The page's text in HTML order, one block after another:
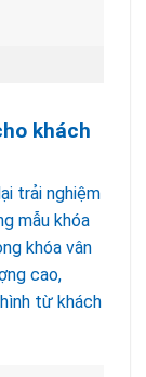
khách
trải nghiệm
mẫu khóa
khóa vân
cao,
từ khách